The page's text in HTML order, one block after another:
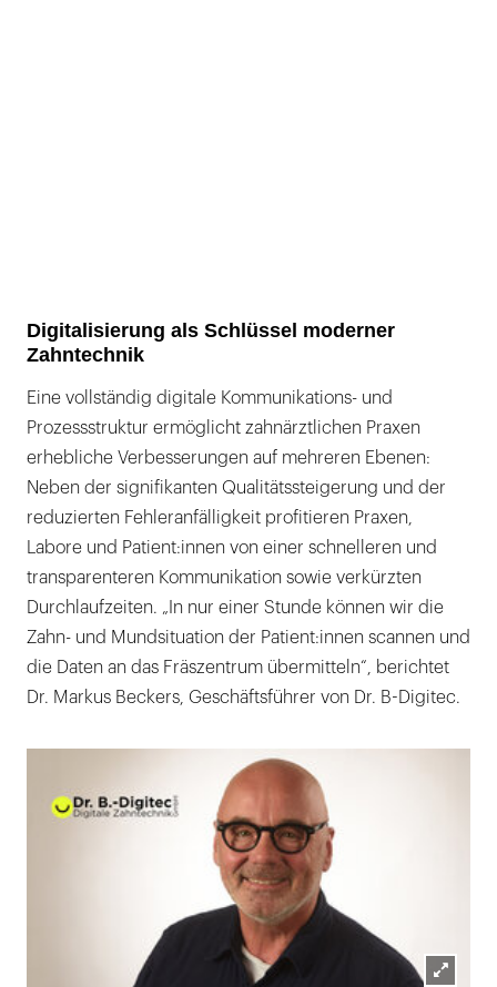
Digitalisierung als Schlüssel moderner
Zahntechnik
Eine vollständig digitale Kommunikations- und
Prozessstruktur ermöglicht zahnärztlichen Praxen
erhebliche Verbesserungen auf mehreren Ebenen:
Neben der signifikanten Qualitätssteigerung und der
reduzierten Fehleranfälligkeit profitieren Praxen,
Labore und Patient:innen von einer schnelleren und
transparenteren Kommunikation sowie verkürzten
Durchlaufzeiten. „In nur einer Stunde können wir die
Zahn- und Mundsituation der Patient:innen scannen und
die Daten an das Fräszentrum übermitteln“, berichtet
Dr. Markus Beckers, Geschäftsführer von Dr. B-Digitec.